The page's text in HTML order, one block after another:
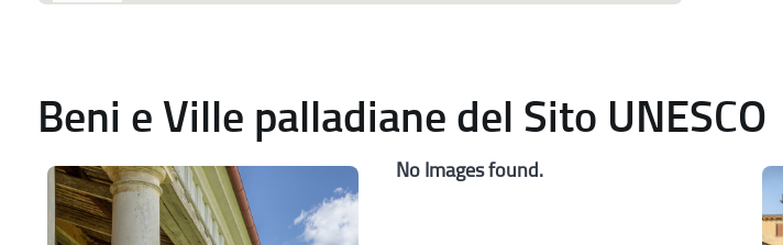
Beni e Ville palladiane del Sito UNESCO
No Images found.